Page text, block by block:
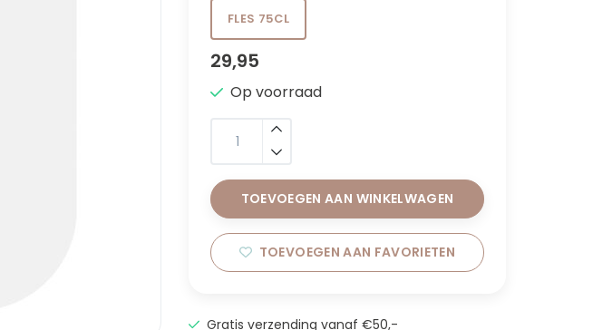
FLES 75CL
29,95
Op voorraad
TOEVOEGEN AAN WINKELWAGEN
TOEVOEGEN AAN FAVORIETEN
Gratis verzending vanaf €50,-